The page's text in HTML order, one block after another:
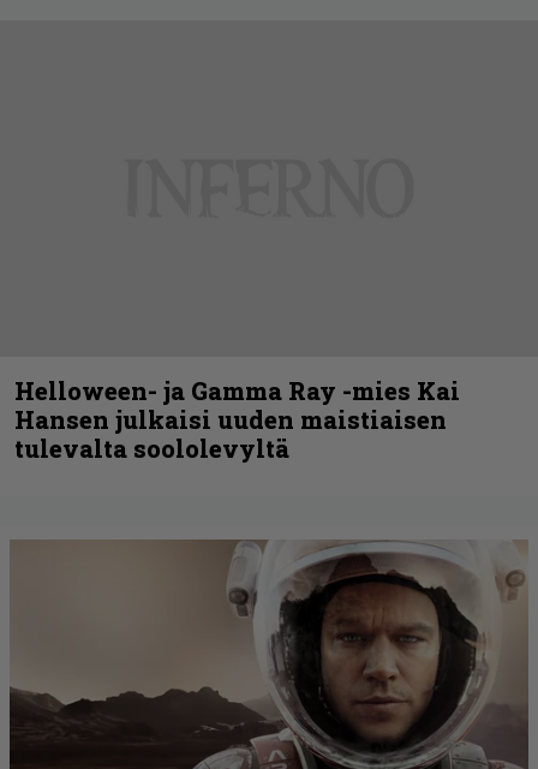
Helloween- ja Gamma Ray -mies Kai
Hansen julkaisi uuden maistiaisen
tulevalta soololevyltä